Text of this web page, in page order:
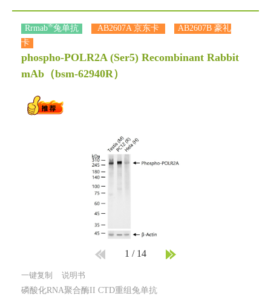
Rrmab®兔单抗 AB2607A 京东卡
AB2607B 豪礼
卡
phospho-POLR2A (Ser5) Recombinant Rabbit
mAb （bsm-62940R）
1 / 14
一键复制 说明书
磷酸化RNA聚合酶II CTD重组兔单抗